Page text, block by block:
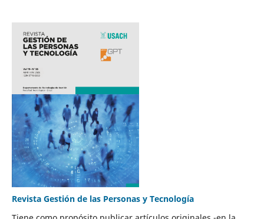
Revista Gestión de las Personas y Tecnología